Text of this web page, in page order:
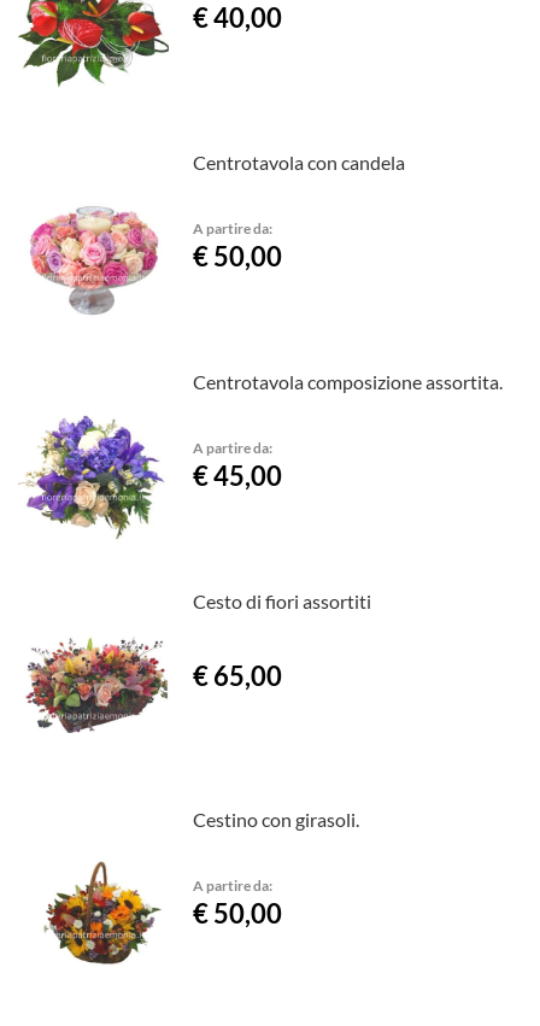
€ 40,00
Centrotavola con candela
A partire da:
€ 50,00
Centrotavola composizione assortita.
A partire da:
€ 45,00
Cesto di fiori assortiti
€ 65,00
Cestino con girasoli.
A partire da:
€ 50,00